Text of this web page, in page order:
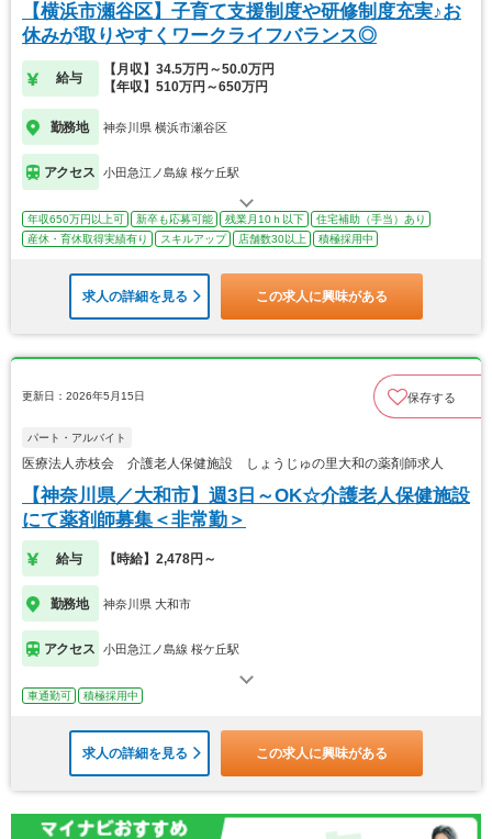
【横浜市瀬谷区】子育て支援制度や研修制度充実♪お
休みが取りやすくワークライフバランス◎
給与
【月収】34.5万円～50.0万円
【年収】510万円～650万円
勤務地 神奈川県 横浜市瀬谷区
アクセス 小田急江ノ島線 桜ケ丘駅
年収650万円以上可 新卒も応募可能 残業月10ｈ以下
住宅補助（手当）あり
産休・育休取得実績有り
スキルアップ 店舗数30以上 積極採用中
求人の詳細を見る この求人に興味がある
更新日：2026年5月15日 保存する
パート・アルバイト
医療法人赤枝会 介護老人保健施設 しょうじゅの里大和の薬剤師求人
【神奈川県／大和市】週3日～OK☆介護老人保健施設
にて薬剤師募集＜非常勤＞
給与 【時給】2,478円～
勤務地 神奈川県 大和市
アクセス 小田急江ノ島線 桜ケ丘駅
車通勤可 積極採用中
求人の詳細を見る この求人に興味がある